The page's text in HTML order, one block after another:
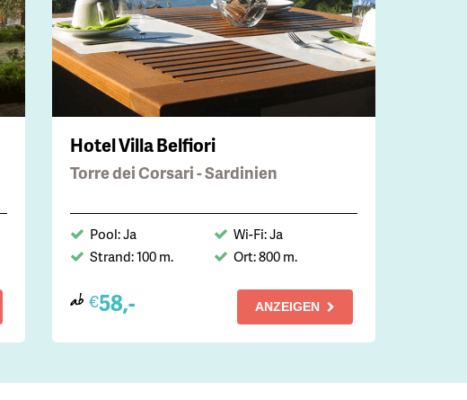
Hotel Villa Belfiori
Torre dei Corsari - Sardinien
Pool: Ja
Wi-Fi: Ja
Strand: 100 m.
Ort: 800 m.
ab €58,- ANZEIGEN